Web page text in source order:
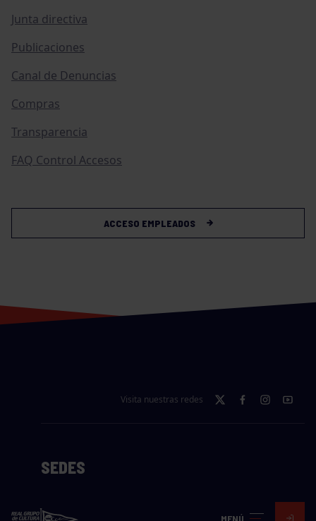
MENÚ
Junta directiva
Publicaciones
Canal de Denuncias
Compras
Transparencia
FAQ Control Accesos
ACCESO EMPLEADOS
Visita nuestras redes
SEDES